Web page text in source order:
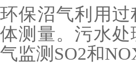
环保沼气利用
体测量。污水
气监测SO2和